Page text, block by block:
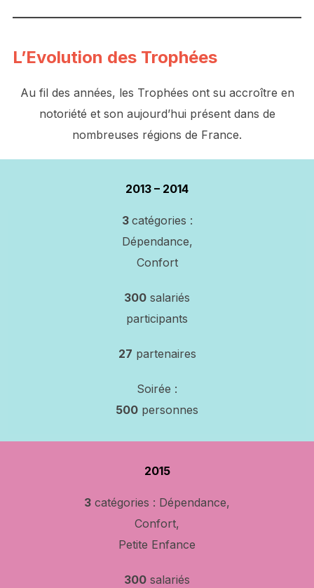
L’Evolution des Trophées
Au fil des années, les Trophées ont su accroître en
notoriété et son aujourd’hui présent dans de
nombreuses régions de France.
2013 – 2014
3 catégories :
Dépendance,
Confort
300 salariés
participants
27 partenaires
Soirée :
500 personnes
2015
3 catégories : Dépendance,
Confort,
Petite Enfance
300 salariés